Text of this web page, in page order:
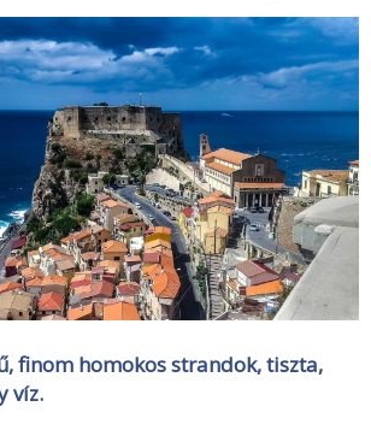
finom homokos strandok, tiszta,
víz.